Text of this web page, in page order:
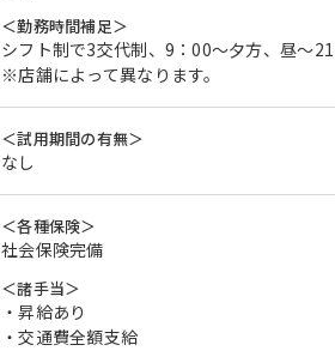
＜勤務時間補足＞
シフト制で3交代制、9：00～夕方、昼～
※店舗によって異なります。
＜試用期間の有無＞
なし
＜各種保険＞
社会保険完備
＜諸手当＞
・昇給あり
・交通費全額支給